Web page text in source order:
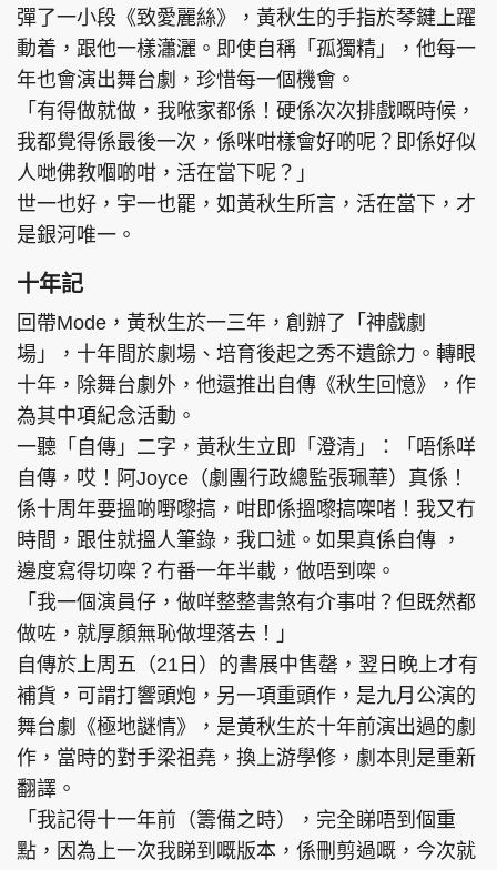
彈了一小段《致愛麗絲》，黃秋生的手指於琴鍵上躍
動着，跟他一樣瀟灑。即使自稱「孤獨精」，他每一
年也會演出舞台劇，珍惜每一個機會。
「有得做就做，我𠵱家都係！硬係次次排戲嘅時候，
我都覺得係最後一次，係咪咁樣會好啲呢？即係好似
人哋佛教嗰啲咁，活在當下呢？」
世一也好，宇一也罷，如黃秋生所言，活在當下，才
是銀河唯一。
十年記
回帶Mode，黃秋生於一三年，創辦了「神戲劇
場」，十年間於劇場、培育後起之秀不遺餘力。轉眼
十年，除舞台劇外，他還推出自傳《秋生回憶》，作
為其中項紀念活動。
一聽「自傳」二字，黃秋生立即「澄清」：「唔係咩
自傳，哎！阿Joyce（劇團行政總監張珮華）真係！
係十周年要搵啲嘢嚟搞，咁即係搵嚟搞㗎啫！我又冇
時間，跟住就搵人筆錄，我口述。如果真係自傳 ，
邊度寫得切㗎？冇番一年半載，做唔到㗎。
「我一個演員仔，做咩整整書煞有介事咁？但既然都
做咗，就厚顏無恥做埋落去！」
自傳於上周五（21日）的書展中售罄，翌日晚上才有
補貨，可謂打響頭炮，另一項重頭作，是九月公演的
舞台劇《極地謎情》，是黃秋生於十年前演出過的劇
作，當時的對手梁祖堯，換上游學修，劇本則是重新
翻譯。
「我記得十一年前（籌備之時），完全睇唔到個重
點，因為上一次我睇到嘅版本，係刪剪過嘅，今次就